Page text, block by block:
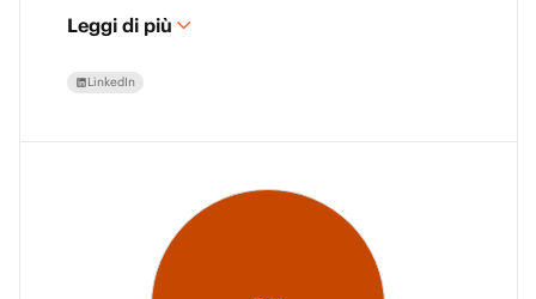
backup e recupero di emergenza.
Leggi di più
LinkedIn